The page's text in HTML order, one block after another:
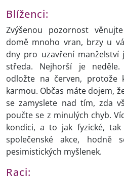
Blíženci:
Zvýšenou pozornost
domě mnoho vran, brzy u
dny pro uzavření
středa. Nejhorší je
odložte na červen, protože
karmou. Občas máte dojem,
se zamyslete nad tím, zda
poučte se z minulých chyb.
kondici, a to jak fyzické, tak
společenské akce,
pesimistických myšlenek.
Raci: